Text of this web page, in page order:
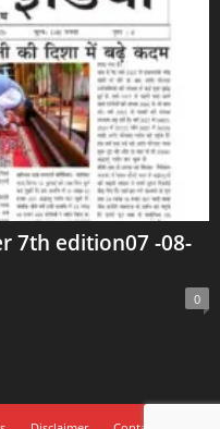
7th edition07 -08-
0